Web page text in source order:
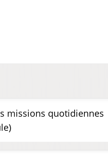
missions quotidiennes